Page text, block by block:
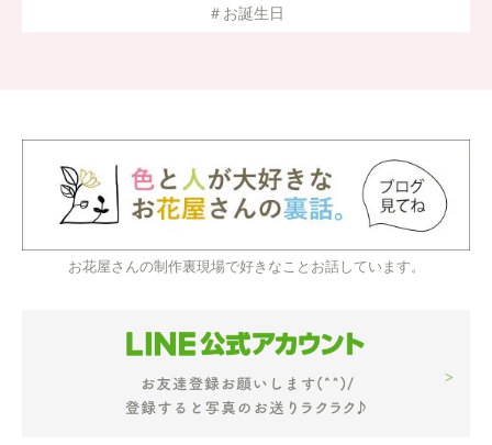
＃お誕生日
お花屋さんの制作裏現場で好きなことお話しています。